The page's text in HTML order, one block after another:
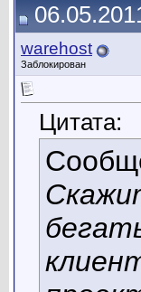
warehost
Заблокирован
Цитата: